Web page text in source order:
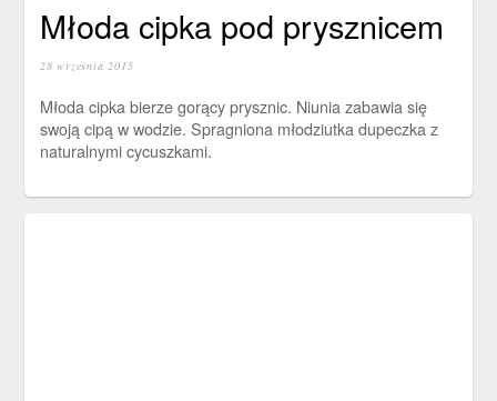
Młoda cipka pod prysznicem
28 września 2015
Młoda cipka bierze gorący prysznic. Niunia zabawia się
swoją cipą w wodzie. Spragniona młodziutka dupeczka z
naturalnymi cycuszkami.